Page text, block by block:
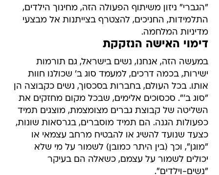
"הגברי" ניזון משיתוף הפעולה הזה, מחינוך הילדים,
התלמידות, החניכים, להצטרף בצייתנות אל מבצעי
מדיניות המלחמה.
דימוי האישה הנזקקת
במעשה הזה, אנחנו, נשים בישראל, גם תורמות
ישירות, בכמה דרכים, למעמד סוג ב' שכולנו חוות
אותו. בכל העולם, בחברות בסכסוך, נשים כקבוצה הן
"סוג ב'". סכסוכים אלימים, שבכל מקום מחזקים את
השליטה של קבוצת גברים מצומצמת, מוצגים תמיד
כפעולות הגנה. הם תמיד מוסברים, בגרסאות שונות,
כצעד שנועד להשיג או להבטיח מרחב עצמאי או
"מוגן", וכך (בין היתר כמובן) לשמור על מי שלא
יכולים לשמור על עצמם, כשאלה הם בעיקר
"נשים-וילדים".